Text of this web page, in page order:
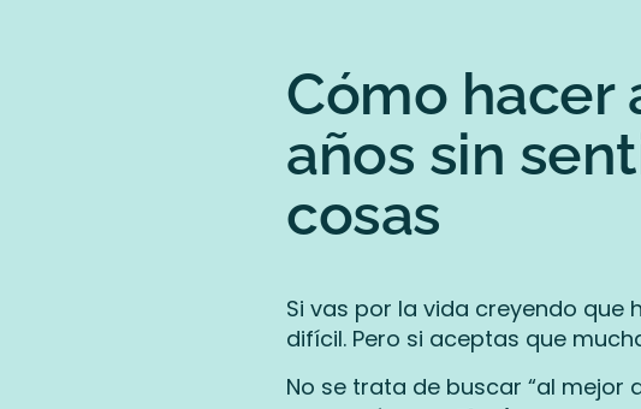
Cómo hacer
años sin
cosas
Si vas por la vida creyendo que
difícil. Pero si aceptas que
No se trata de buscar “al mejor